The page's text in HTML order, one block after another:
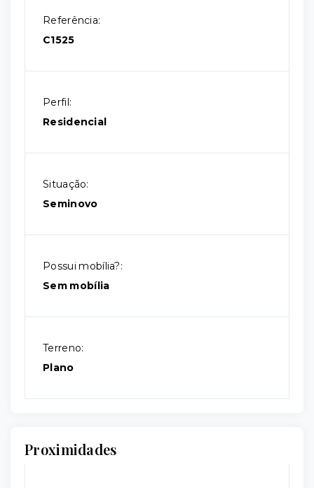
Referência:
C1525
Perfil:
Residencial
Situação:
Seminovo
Possui mobília?:
Sem mobília
Terreno:
Plano
Proximidades